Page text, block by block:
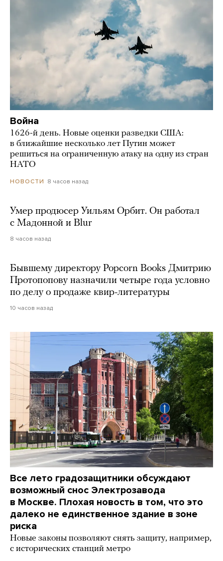
Война
1626-й день. Новые оценки разведки США:
в ближайшие несколько лет Путин может
решиться на ограниченную атаку на одну из стран
НАТО
НОВОСТИ 8 часов назад
Умер продюсер Уильям Орбит. Он работал
с Мадонной и Blur
8 часов назад
Бывшему директору Popcorn Books Дмитрию
Протопопову назначили четыре года условно
по делу о продаже квир-литературы
10 часов назад
Все лето градозащитники обсуждают
возможный снос Электрозавода
в Москве. Плохая новость в том, что это
далеко не единственное здание в зоне
риска
Новые законы позволяют снять защиту, например,
с исторических станций метро